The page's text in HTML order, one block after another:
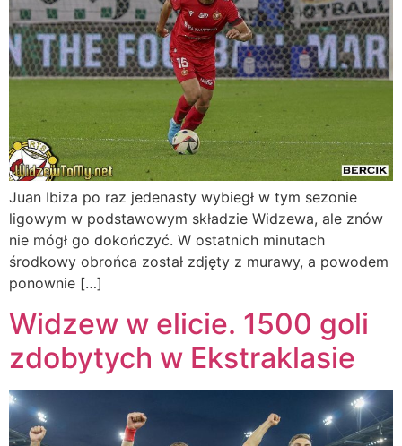
Juan Ibiza po raz jedenasty wybiegł w tym sezonie
ligowym w podstawowym składzie Widzewa, ale znów
nie mógł go dokończyć. W ostatnich minutach
środkowy obrońca został zdjęty z murawy, a powodem
ponownie […]
Widzew w elicie. 1500 goli
zdobytych w Ekstraklasie